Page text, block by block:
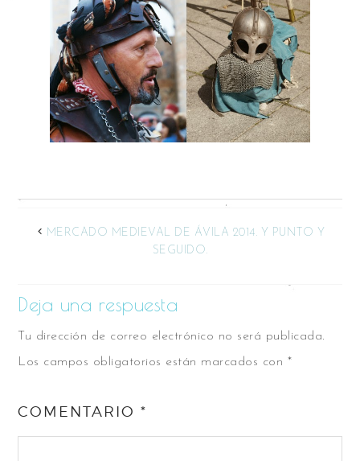
MERCADO MEDIEVAL DE ÁVILA 2014. Y PUNTO Y
SEGUIDO.
Deja una respuesta
Tu dirección de correo electrónico no será publicada.
Los campos obligatorios están marcados con *
COMENTARIO*